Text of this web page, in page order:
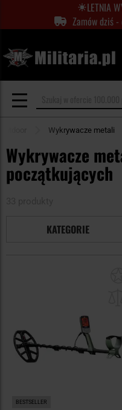
LETNIA
Zamów dziś
Wykrywacze metali
Wykrywacze
początkujących
KATEGORIE
BESTSELLER